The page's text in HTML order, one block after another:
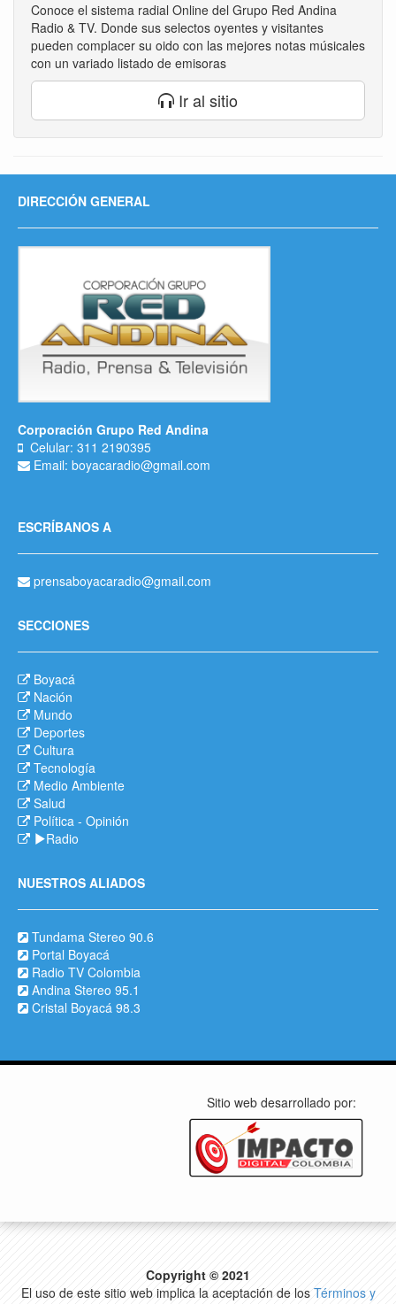
Conoce el sistema radial Online del Grupo Red Andina
Radio & TV. Donde sus selectos oyentes y visitantes
pueden complacer su oido con las mejores notas músicales
con un variado listado de emisoras
Ir al sitio
DIRECCIÓN GENERAL
Corporación Grupo Red Andina
Celular: 311 2190395
Email: boyacaradio@gmail.com
ESCRÍBANOS A
prensaboyacaradio@gmail.com
SECCIONES
Boyacá
Nación
Mundo
Deportes
Cultura
Tecnología
Medio Ambiente
Salud
Política - Opinión
Radio
NUESTROS ALIADOS
Tundama Stereo 90.6
Portal Boyacá
Radio TV Colombia
Andina Stereo 95.1
Cristal Boyacá 98.3
Sitio web desarrollado por:
Copyright © 2021
El uso de este sitio web implica la aceptación de los Términos y